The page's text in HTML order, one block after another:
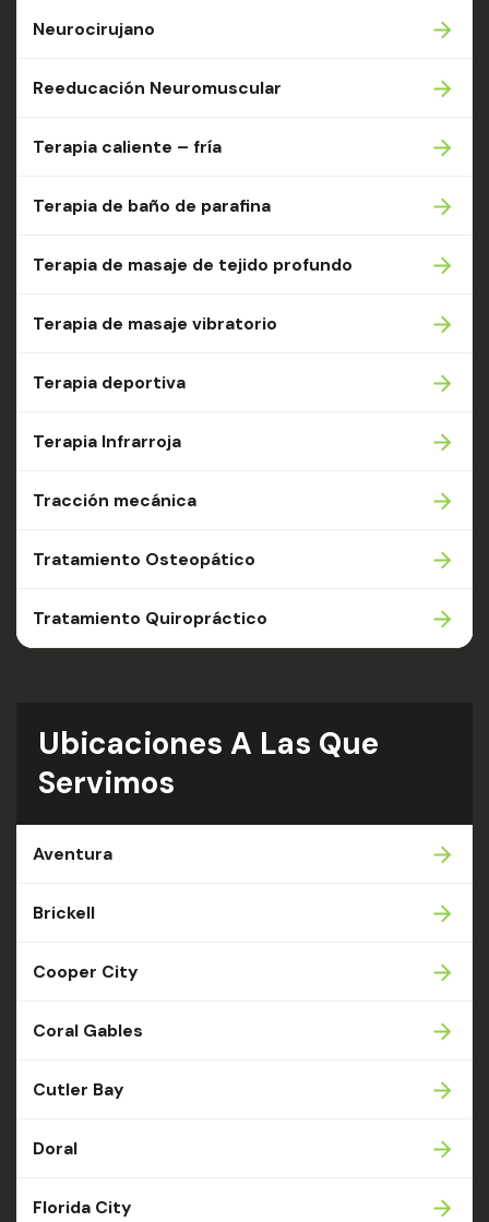
Neurocirujano
Reeducación Neuromuscular
Terapia caliente – fría
Terapia de baño de parafina
Terapia de masaje de tejido profundo
Terapia de masaje vibratorio
Terapia deportiva
Terapia Infrarroja
Tracción mecánica
Tratamiento Osteopático
Tratamiento Quiropráctico
Ubicaciones A Las Que
Servimos
Aventura
Brickell
Cooper City
Coral Gables
Cutler Bay
Doral
Florida City